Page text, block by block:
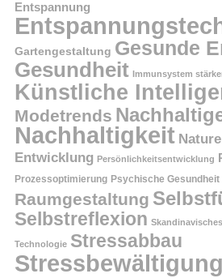
Entspannung
Gartengestaltung Gesunde
Gesundheit Immunsystem
Künstliche
Modetrends
Nachhaltigkeit
Entwicklung Persönlichkeitsentwicklung
Prozessoptimierung Psychische Gesundheit
Raumgestaltung
Selbstreflexion
Technologie Stressabbau
Stressbewältigung